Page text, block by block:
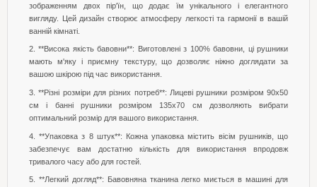
зображенням двох пір'їн, що додає їм унікального і елегантного
вигляду. Цей дизайн створює атмосферу легкості та гармонії в вашій
ванній кімнаті.
2. **Висока якість бавовни**: Виготовлені з 100% бавовни, ці рушники
мають м'яку і приємну текстуру, що дозволяє ніжно доглядати за
вашою шкірою під час використання.
3. **Різні розміри для різних потреб**: Лицеві рушники розміром 90x50
см і банні рушники розміром 135x70 см дозволяють вибрати
оптимальний розмір для вашого використання.
4. **Упаковка з 8 штук**: Кожна упаковка містить вісім рушників, що
забезпечує вам достатню кількість для використання впродовж
тривалого часу або для гостей.
5. **Легкий догляд**: Бавовняна тканина легко миється в машині для